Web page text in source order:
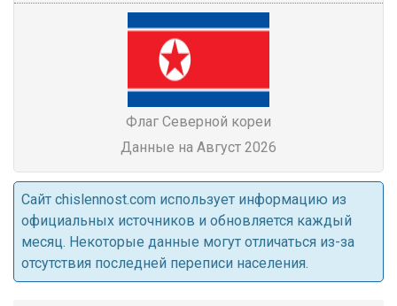
Флаг Северной кореи
Данные на Август 2026
Cайт chislennost.com использует информацию из
официальных источников и обновляется каждый
месяц. Некоторые данные могут отличаться из-за
отсутствия последней переписи населения.